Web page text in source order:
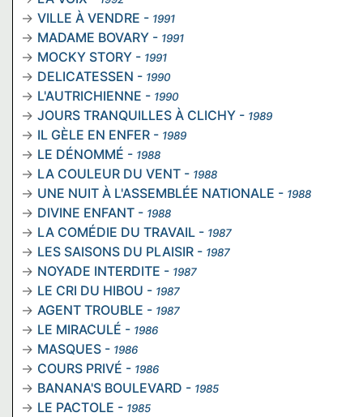
VILLE À VENDRE - 1991
MADAME BOVARY - 1991
MOCKY STORY - 1991
DELICATESSEN - 1990
L'AUTRICHIENNE - 1990
JOURS TRANQUILLES À CLICHY - 1989
IL GÈLE EN ENFER - 1989
LE DÉNOMMÉ - 1988
LA COULEUR DU VENT - 1988
UNE NUIT À L'ASSEMBLÉE NATIONALE - 1988
DIVINE ENFANT - 1988
LA COMÉDIE DU TRAVAIL - 1987
LES SAISONS DU PLAISIR - 1987
NOYADE INTERDITE - 1987
LE CRI DU HIBOU - 1987
AGENT TROUBLE - 1987
LE MIRACULÉ - 1986
MASQUES - 1986
COURS PRIVÉ - 1986
BANANA'S BOULEVARD - 1985
LE PACTOLE - 1985